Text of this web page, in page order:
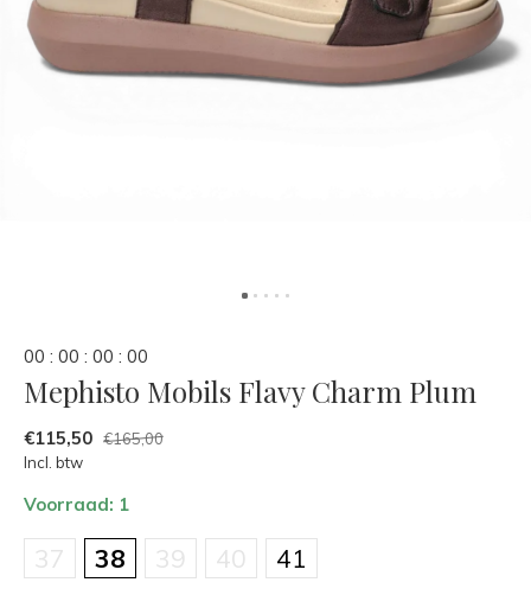
00 : 00 : 00 : 00
Mephisto Mobils Flavy Charm Plum
€115,50 €165,00
Incl. btw
Voorraad: 1
37 38 39 40 41